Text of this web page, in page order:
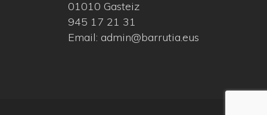
01010 Gasteiz
945 17 21 31
Email: admin@barrutia.eus